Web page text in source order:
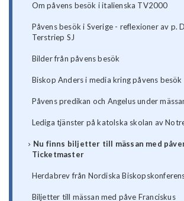
Om påvens besök i italienska TV2000
Påvens besök i Sverige - reflexioner av p.
Terstriep SJ
Bilder från påvens besök
Biskop Anders i media kring påvens besök
Påvens predikan och Angelus under
Lediga tjänster på katolska skolan av
Nu finns biljetter till mässan med
Ticketmaster
Herdabrev från Nordiska
Biljetter till mässan med påve Franciskus